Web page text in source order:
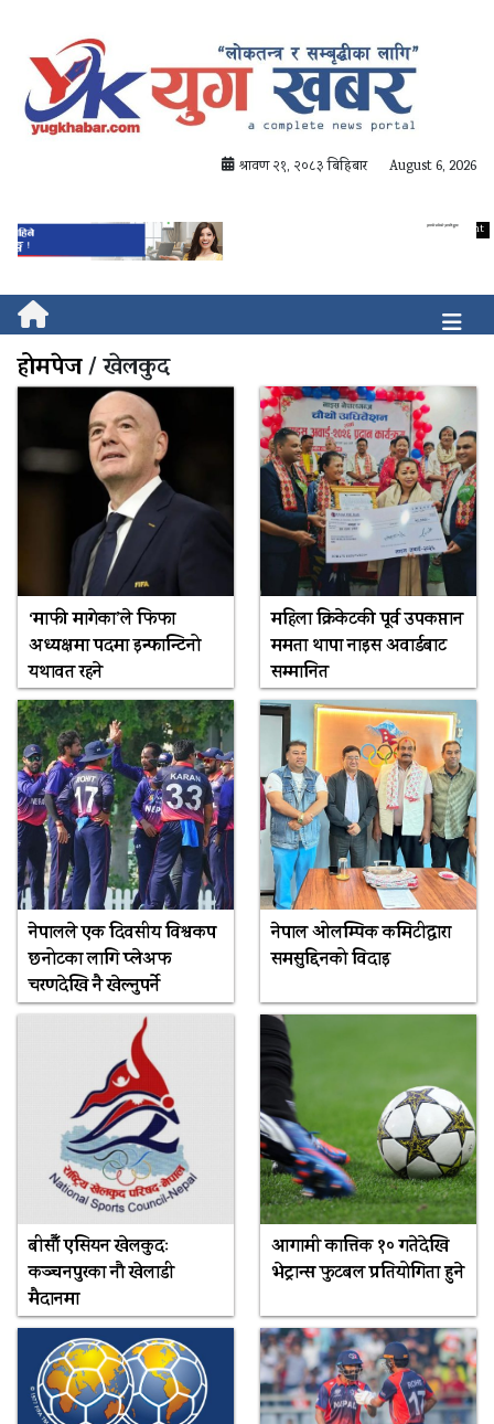
श्रावण २१, २०८३ बिहिबार August 6, 2026
होमपेज/ खेलकुद
‘माफी मागेका’ले फिफा
अध्यक्षमा पदमा इन्फान्टिनो
यथावत रहने
महिला क्रिकेटकी पूर्व उपकप्तान
ममता थापा नाइस अवार्डबाट
सम्मानित
नेपालले एक दिवसीय विश्वकप
छनोटका लागि प्लेअफ
चरणदेखि नै खेल्नुपर्ने
नेपाल ओलम्पिक कमिटीद्वारा
समसुद्दिनको विदाइ
बीसौँ एसियन खेलकुदः
कञ्चनपुरका नौ खेलाडी
मैदानमा
आगामी कात्तिक १० गतेदेखि
भेट्रान्स फुटबल प्रतियोगिता हुने